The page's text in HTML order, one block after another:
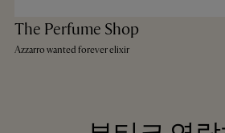
The Perfume Shop
Azzarro wanted forever elixir